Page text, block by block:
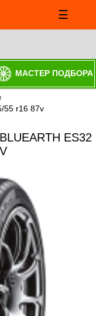
☰
МАСТЕР ПОДБОРА
55 r16 87v
ES32